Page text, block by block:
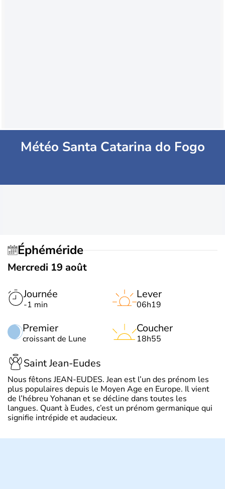
Météo Santa Catarina do Fogo
Éphéméride
Mercredi 19 août
Journée
-1 min
Premier
croissant de Lune
Lever
06h19
Coucher
18h55
Saint Jean-Eudes
Nous fêtons JEAN-EUDES. Jean est l’un des prénom les
plus populaires depuis le Moyen Age en Europe. Il vient
de l’hébreu Yohanan et se décline dans toutes les
langues. Quant à Eudes, c’est un prénom germanique qui
signifie intrépide et audacieux.